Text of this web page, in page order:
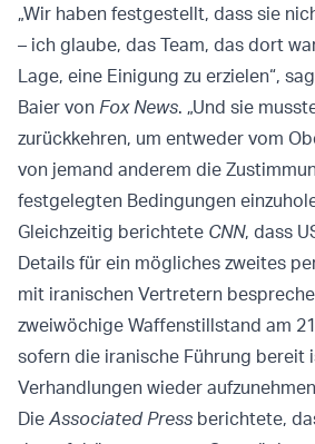
„Wir haben festgestellt, dass sie
– ich glaube, das Team, das dort
Lage, eine Einigung zu erzielen“,
Baier von Fox News. „Und sie
zurückkehren, um entweder vom
von jemand anderem die
festgelegten Bedingungen
Gleichzeitig berichtete CNN, dass
Details für ein mögliches zweites
mit iranischen Vertretern
zweiwöchige Waffenstillstand am
sofern die iranische Führung bereit
Verhandlungen wieder
DieAssociated Press berichtete,